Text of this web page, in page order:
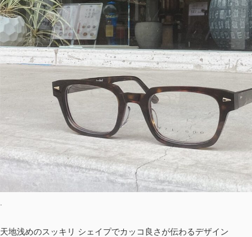
天地浅めのスッキリ シェイプでカッコ良さが伝わるデザイン